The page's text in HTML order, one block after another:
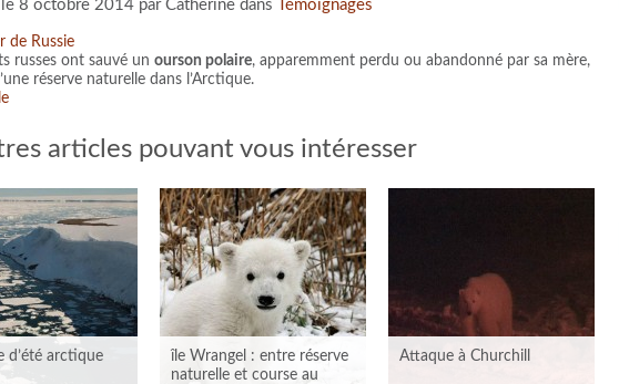
8 octobre 2014 par Catherine dans Témoignages
de Russie
russes ont sauvé un ourson polaire, apparemment perdu ou abandonné par sa mère,
réserve naturelle dans l’Arctique.
articles pouvant vous intéresser
d’été arctique
île Wrangel : entre réserve
naturelle et course au
Attaque à Churchill